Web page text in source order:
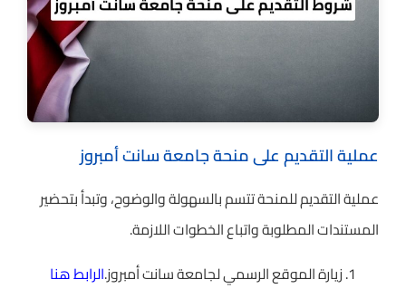
عملية التقديم على منحة جامعة سانت أمبروز
عملية التقديم للمنحة تتسم بالسهولة والوضوح، وتبدأ بتحضير
المستندات المطلوبة واتباع الخطوات اللازمة.
زيارة الموقع الرسمي لجامعة سانت أمبروز.الرابط هنا